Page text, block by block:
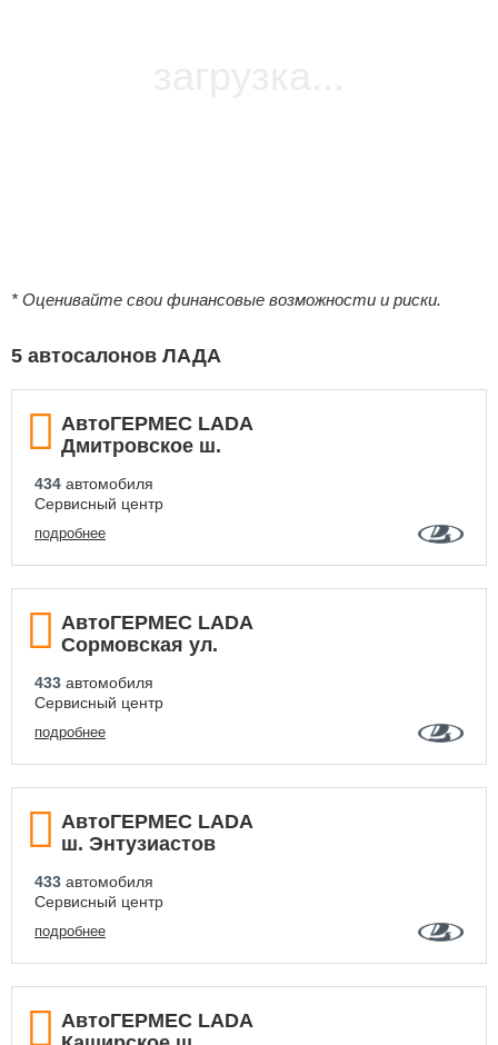
* Оценивайте свои финансовые возможности и риски.
5 автосалонов ЛАДА
АвтоГЕРМЕС LADA
Дмитровское ш.
434 автомобиля
Сервисный центр
подробнее
АвтоГЕРМЕС LADA
Сормовская ул.
433 автомобиля
Сервисный центр
подробнее
АвтоГЕРМЕС LADA
ш. Энтузиастов
433 автомобиля
Сервисный центр
подробнее
АвтоГЕРМЕС LADA